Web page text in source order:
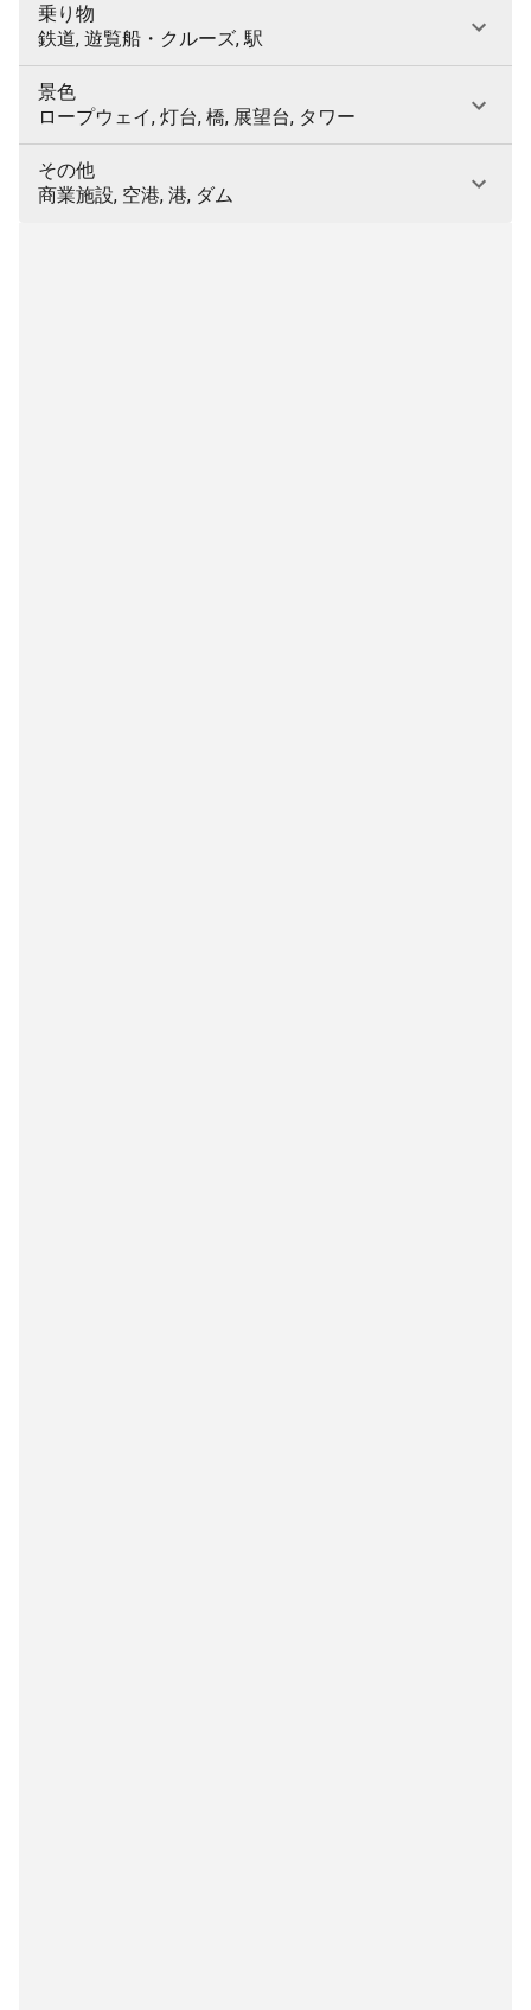
乗り物
鉄道, 遊覧船・クルーズ, 駅
景色
ロープウェイ, 灯台, 橋, 展望台, タワー
その他
商業施設, 空港, 港, ダム